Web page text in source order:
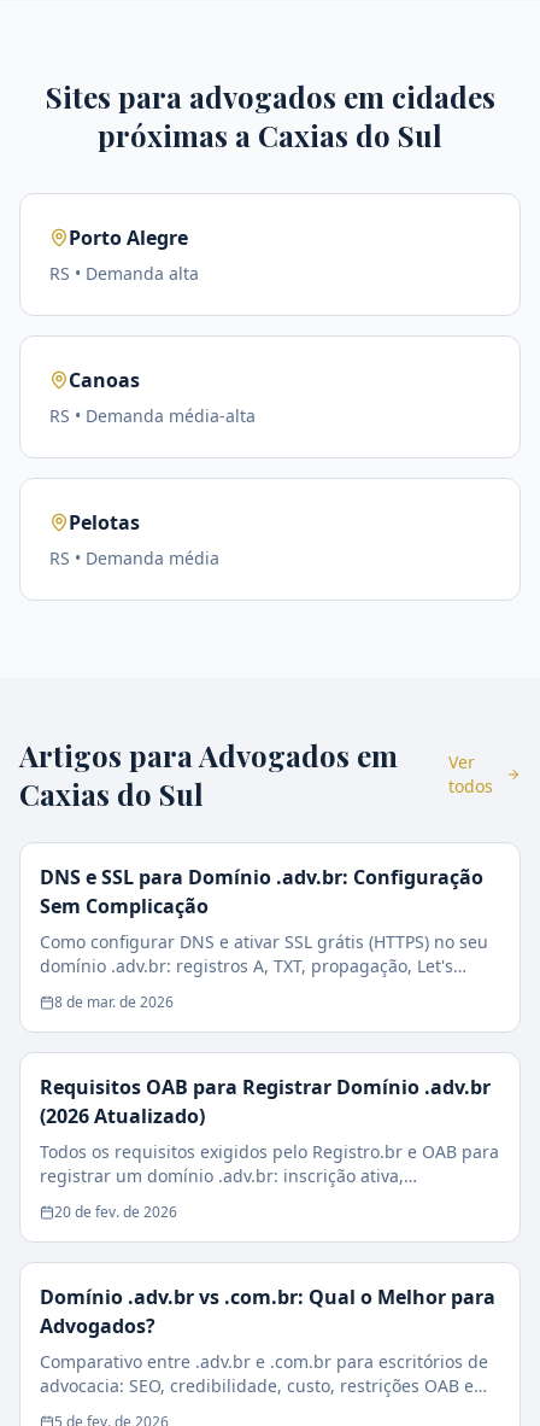
Sites para advogados em cidades
próximas a Caxias do Sul
Porto Alegre
RS • Demanda alta
Canoas
RS • Demanda média-alta
Pelotas
RS • Demanda média
Artigos para Advogados em
Caxias do Sul
Ver
todos
DNS e SSL para Domínio .adv.br: Configuração
Sem Complicação
Como configurar DNS e ativar SSL grátis (HTTPS) no seu
domínio .adv.br: registros A, TXT, propagação, Let's
Encrypt e checklist de segurança.
8 de mar. de 2026
Requisitos OAB para Registrar Domínio .adv.br
(2026 Atualizado)
Todos os requisitos exigidos pelo Registro.br e OAB para
registrar um domínio .adv.br: inscrição ativa,
sociedades, estagiários e casos especiais.
20 de fev. de 2026
Domínio .adv.br vs .com.br: Qual o Melhor para
Advogados?
Comparativo entre .adv.br e .com.br para escritórios de
advocacia: SEO, credibilidade, custo, restrições OAB e
impacto na conversão de clientes.
5 de fev. de 2026